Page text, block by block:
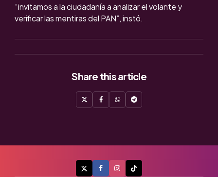
“invitamos a la ciudadanía a analizar el volante y
verificar las mentiras del PAN”, instó.
Share this article